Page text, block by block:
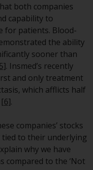
In Bezug
in
Aktien
Schweizer
ist am
des
zu
both companies
capability to
for patients. Blood-
the ability
sooner than
. Insmed’s recently
and only treatment
which afflicts half
[6].
companies’ stocks
tied to their underlying
why we have
compared to the ‘Not